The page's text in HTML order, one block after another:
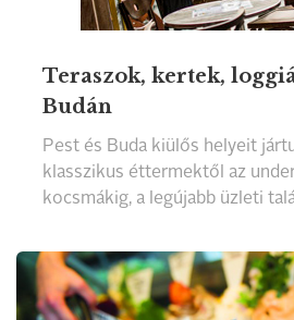
Teraszok, kertek,
Budán
Pest és Buda kiülős helyeit
klasszikus éttermektől az
kocsmákig, a legújabb üzleti
elragadott minket a látvány...